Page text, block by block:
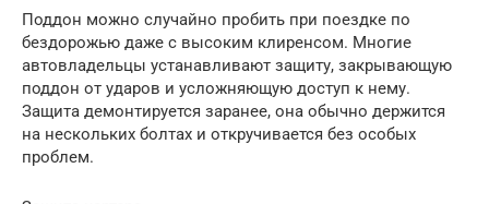
Поддон можно случайно пробить при поездке по
бездорожью даже с высоким клиренсом. Многие
автовладельцы устанавливают защиту, закрывающую
поддон от ударов и усложняющую доступ к нему.
Защита демонтируется заранее, она обычно держится
на нескольких болтах и откручивается без особых
проблем.